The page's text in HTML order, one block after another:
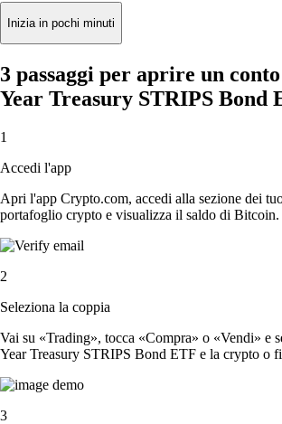
Inizia in pochi minuti
3 passaggi per aprire un
Year Treasury STRIPS Bond
1
Accedi l'app
Apri l'app Crypto.com, accedi alla sezione dei
portafoglio crypto e visualizza il saldo di Bitcoin.
2
Seleziona la coppia
Vai su «Trading», tocca «Compra» o «Vendi» e
Year Treasury STRIPS Bond ETF e la crypto o
3